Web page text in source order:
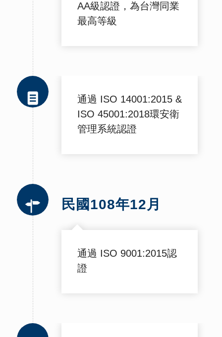
AA級認證，為台灣同業
最高等級
通過 ISO 14001:2015 &
ISO 45001:2018環安衛
管理系統認證
民國108年12月
通過 ISO 9001:2015認
證